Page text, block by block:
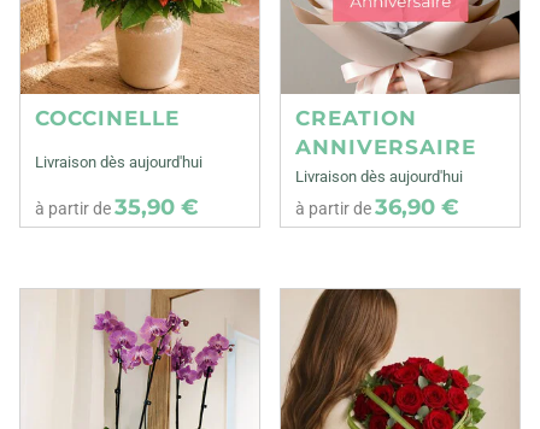
COCCINELLE
Livraison dès aujourd'hui
à partir de35,90 €
CREATION
ANNIVERSAIRE
Livraison dès aujourd'hui
à partir de36,90 €